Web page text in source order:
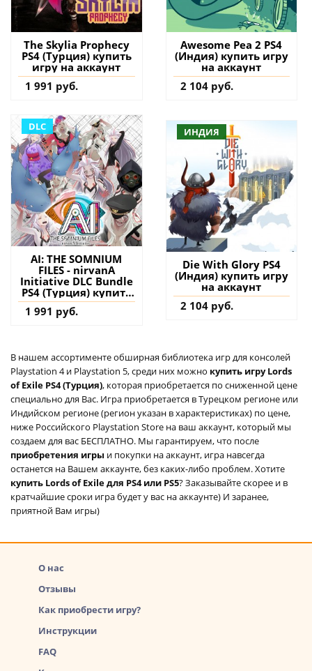
The Skylia Prophecy
PS4 (Турция) купить
игру на аккаунт
1 991 руб.
Awesome Pea 2 PS4
(Индия) купить игру
на аккаунт
2 104 руб.
DLC
AI: THE SOMNIUM
FILES - nirvanA
Initiative DLC Bundle
PS4 (Турция) купить
дополнение на
аккаунт
1 991 руб.
ИНДИЯ
Die With Glory PS4
(Индия) купить игру
на аккаунт
2 104 руб.
В нашем ассортименте обширная библиотека игр для консолей
Playstation 4 и Playstation 5, среди них можно купить игру Lords
of Exile PS4 (Турция), которая приобретается по сниженной цене
специально для Вас. Игра приобретается в Турецком регионе или
Индийском регионе (регион указан в характеристиках) по цене,
ниже Российского Playstation Store на ваш аккаунт, который мы
создаем для вас БЕСПЛАТНО. Мы гарантируем, что после
приобретения игры и покупки на аккаунт, игра навсегда
останется на Вашем аккаунте, без каких-либо проблем. Хотите
купить Lords of Exile для PS4 или PS5? Заказывайте скорее и в
кратчайшие сроки игра будет у вас на аккаунте) И заранее,
приятной Вам игры)
О нас
Отзывы
Как приобрести игру?
Инструкции
FAQ